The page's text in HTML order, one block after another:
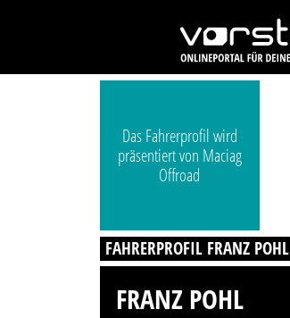
Das Fahrerprofil wird
präsentiert von Maciag
Offroad
FAHRERPROFIL FRANZ POHL
FRANZ POHL